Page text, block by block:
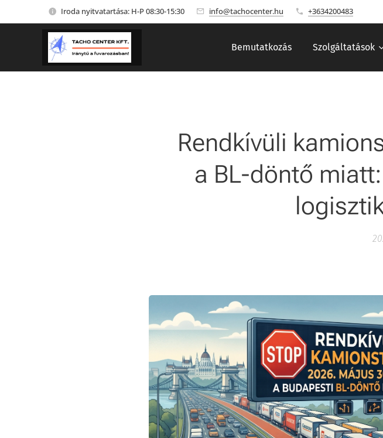
Iroda nyitvatartása: H-P 08:30-15:30 info@tachocenter.hu +3634200483
Bemutatkozás Szolgáltatások
Rendkívüli
a BL-döntő